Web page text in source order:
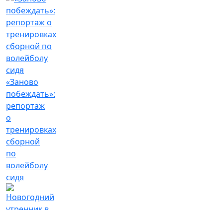
«Заново
побеждать»:
репортаж
о
тренировках
сборной
по
волейболу
сидя